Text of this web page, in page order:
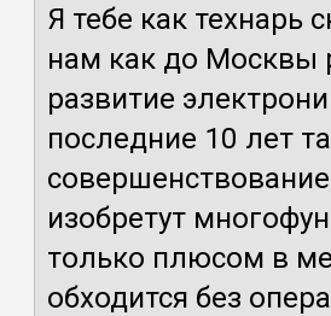
Я тебе как технарь
нам как до Москвы
развитие
последние 10 лет
изобретут
только плюсом в
обходится без